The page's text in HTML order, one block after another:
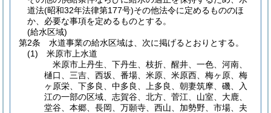
道法(昭和32年法律第177号)その他法令に定めるもののほ
か、必要な事項を定めるものとする。
(給水区域)
第2条
水道事業の給水区域は、次に掲げるとおりとする。
(1)
米原市上水道
米原市上丹生、下丹生、枝折、醒井、一色、河南、
樋口、三吉、西坂、番場、米原、米原西、梅ヶ原、梅
ヶ原栄、下多良、中多良、上多良、朝妻筑摩、磯、入
江の一部の区域、志賀谷、北方、菅江、山室、大鹿、
堂谷、本郷、長岡、万願寺、西山、加勢野、市場、夫